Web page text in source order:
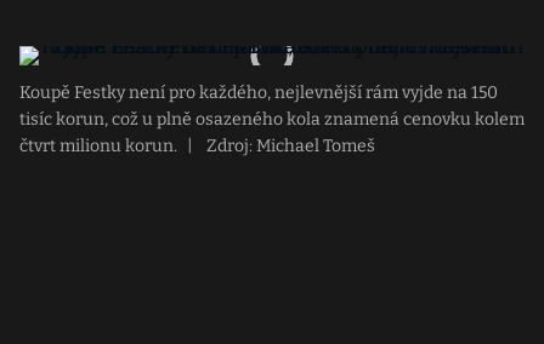
Koupě Festky není pro každého, nejlevnější rám vyjde na 150
tisíc korun, což u plně osazeného kola znamená cenovku kolem
čtvrt milionu korun.
Zdroj: Michael Tomeš